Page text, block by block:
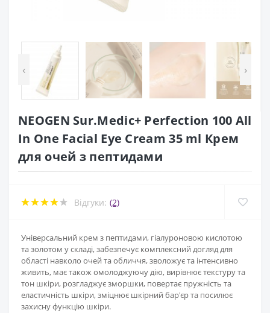
‹ ›
NEOGEN Sur.Medic+ Perfection 100 All
In One Facial Eye Cream 35 ml Крем
для очей з пептидами
Відгуки: (2)
Універсальний крем з пептидами, гіалуроновою кислотою
та золотом у складі, забезпечує комплексний догляд для
області навколо очей та обличчя, зволожує та інтенсивно
живить, має також омолоджуючу дію, вирівнює текстуру та
тон шкіри, розгладжує зморшки, повертає пружність та
еластичність шкіри, зміцнює шкірний бар'єр та посилює
захисну функцію шкіри.